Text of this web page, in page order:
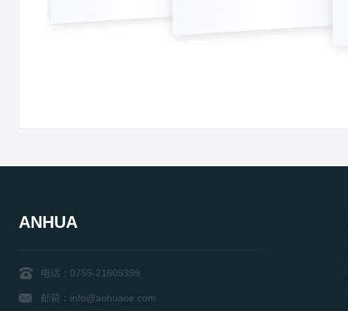
ANHUA
电话：0755-21609399
邮箱：info@anhuaoe.com